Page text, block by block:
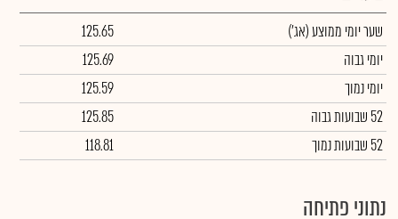
שער יומי ממוצע(אג')
125.65
יומי גבוה
125.69
יומי נמוך
125.59
52 שבועות גבוה
125.85
52 שבועות נמוך
118.81
נתוני פתיחה